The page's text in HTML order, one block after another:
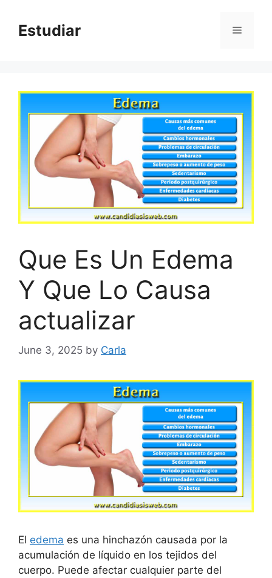
contentEstudiar Menu
Que Es Un Edema
Y Que Lo Causa
actualizar
June 3, 2025 by Carla
El edema es una hinchazón causada por la
acumulación de líquido en los tejidos del
cuerpo. Puede afectar cualquier parte del